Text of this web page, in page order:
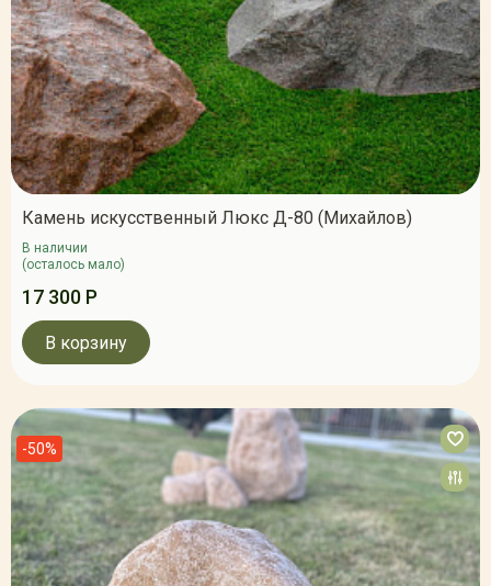
Камень искусственный Люкс Д-80 (Михайлов)
В наличии
(осталось мало)
17 300 Р
В корзину
-50%